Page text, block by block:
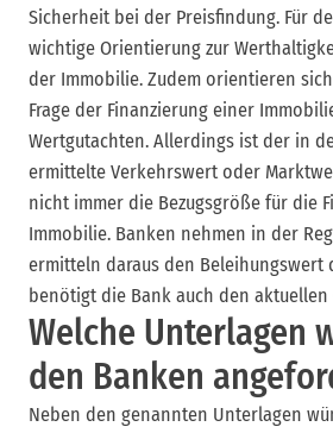
Sicherheit bei der Preisfindung. Für
wichtige Orientierung zur
der Immobilie. Zudem orientieren
Frage der Finanzierung einer
Wertgutachten. Allerdings ist der in
ermittelte Verkehrswert oder
nicht immer die Bezugsgröße für die
Immobilie. Banken nehmen in der
ermitteln daraus den Beleihungswert
benötigt die Bank auch den aktuellen
Welche Unterlagen
den Banken
Neben den genannten Unterlagen